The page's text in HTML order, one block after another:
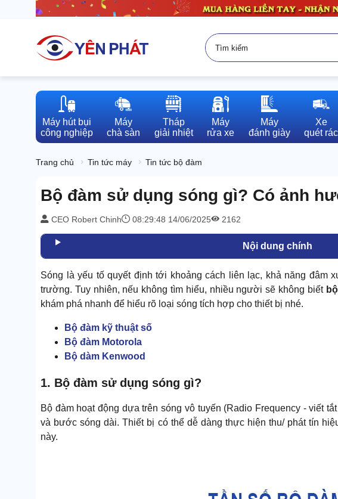
Máy hút bụi
công nghiệp
Máy
chà sàn
Tháp
giải nhiệt
Máy
rửa xe
Máy
đánh giày
Xe
quét rác
Trang chủ Tin tức máy Tin tức bộ đàm
Bộ đàm sử dụng sóng gì? Có ảnh
CEO Robert Chinh 08:29:48 14/06/2025 2162
Nội dung chính
Sóng là yếu tố quyết định tới khoảng cách liên lạc, khả năng đâm
trường. Tuy nhiên, nếu không tìm hiểu, nhiều người sẽ không biết
khám phá nhanh để hiểu rõ loại sóng tích hợp cho thiết bị nhé.
Bộ đàm kỹ thuật số
Bộ đàm Motorola
Bộ dàm Kenwood
1. Bộ đàm sử dụng sóng gì?
Bộ đàm hoạt động dựa trên sóng vô tuyến (Radio Frequency - viết
và bước sóng dài. Thiết bị có thể dễ dàng thực hiện thu/ phát tín
này.